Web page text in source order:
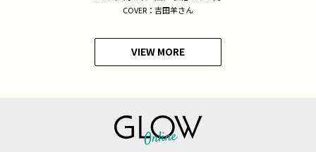
COVER：吉田羊さん
VIEW MORE